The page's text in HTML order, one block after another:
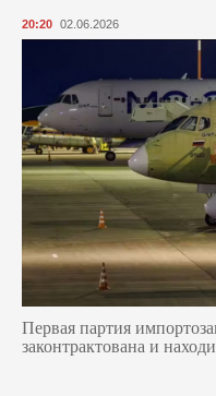
20:20 02.06.2026
Первая партия
законтрактована и